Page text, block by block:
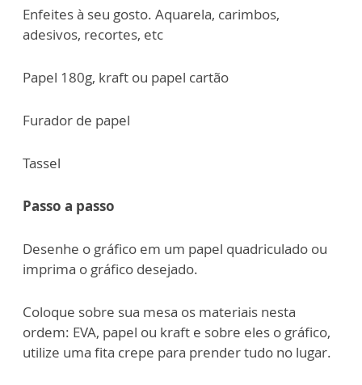
Enfeites à seu gosto. Aquarela, carimbos,
adesivos, recortes, etc
Papel 180g, kraft ou papel cartão
Furador de papel
Tassel
Passo a passo
Desenhe o gráfico em um papel quadriculado ou
imprima o gráfico desejado.
Coloque sobre sua mesa os materiais nesta
ordem: EVA, papel ou kraft e sobre eles o gráfico,
utilize uma fita crepe para prender tudo no lugar.